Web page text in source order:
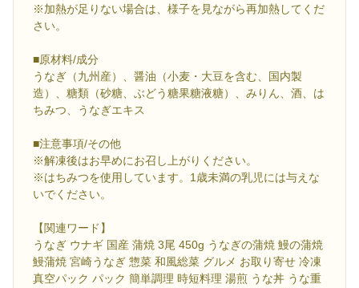
※加熱が足りない場合は、様子を見ながら再加熱してくだ
さい。
■原材料/成分
うなぎ（九州産）、醤油（小麦・大豆を含む、国内製
造）、糖類（砂糖、ぶどう糖果糖液糖）、みりん、酒、は
ちみつ、うなぎエキス
■注意事項/その他
※解凍後はお早めにお召し上がりください。
※はちみつを使用しています。1歳未満の乳児には与えな
いでください。
【関連ワード】
うなぎ ウナギ 国産 蒲焼 3尾 450g うなぎの蒲焼 鰻の蒲焼
鰻蒲焼 宮崎うなぎ 惣菜 和風総菜 グルメ お取り寄せ 冷凍
真空パック パック 簡単調理 時短料理 湯煎 うな丼 うな重